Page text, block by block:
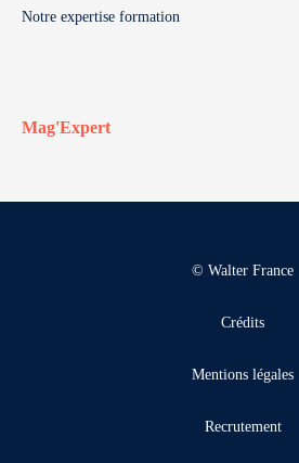
Notre expertise formation
Mag'Expert
© Walter France
Crédits
Mentions légales
Recrutement